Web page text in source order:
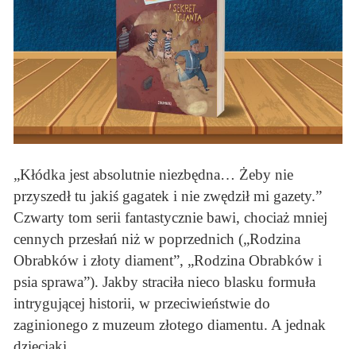
„Kłódka jest absolutnie niezbędna… Żeby nie
przyszedł tu jakiś gagatek i nie zwędził mi gazety.”
Czwarty tom serii fantastycznie bawi, chociaż mniej
cennych przesłań niż w poprzednich („Rodzina
Obrabków i złoty diament”, „Rodzina Obrabków i
psia sprawa”). Jakby straciła nieco blasku formuła
intrygującej historii, w przeciwieństwie do
zaginionego z muzeum złotego diamentu. A jednak